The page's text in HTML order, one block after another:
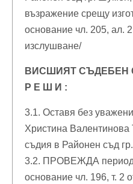
възражение срещу
основание чл. 205, ал.
изслушване/
ВИСШИЯТ СЪДЕБЕН
Р Е Ш И :
3.1. Оставя без
Христина
съдия в Районен съд
3.2. ПРОВЕЖДА
основание чл. 196, т. 2